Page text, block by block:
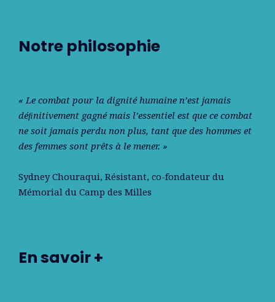
Notre philosophie
« Le combat pour la dignité humaine n’est jamais
déﬁnitivement gagné mais l’essentiel est que ce combat
ne soit jamais perdu non plus, tant que des hommes et
des femmes sont prêts à le mener. »
Sydney Chouraqui, Résistant, co-fondateur du
Mémorial du Camp des Milles
En savoir +